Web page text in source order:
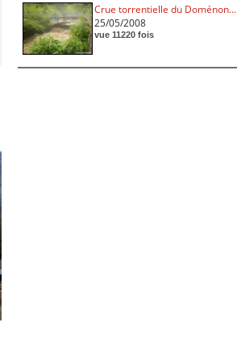
Crue torrentielle du Doménon...
25/05/2008
vue 11220 fois